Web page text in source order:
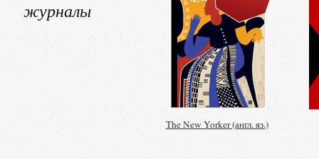
журналы
The New Yorker (англ. яз.)